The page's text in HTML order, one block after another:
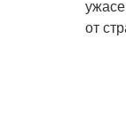
от